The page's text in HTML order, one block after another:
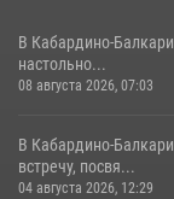
В Кабардино-
настольно...
08 августа 2026, 07:03
В Кабардино-
встречу, посвя...
04 августа 2026, 12:29